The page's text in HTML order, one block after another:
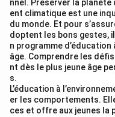
nnel. Préserver la
ent climatique est une
du monde. Et pour
doptent les bons gestes,
n programme d’éducation
âge. Comprendre les
nt dès le plus jeune âge
s.
L’éducation à
er les comportements.
ces et offre aux jeunes la